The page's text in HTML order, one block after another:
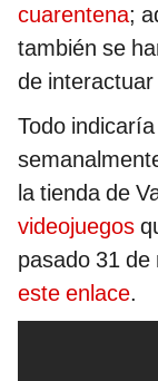
cuarentena;
también se
de
Todo
la tienda de
videojuegos
pasado 31
este enlace.